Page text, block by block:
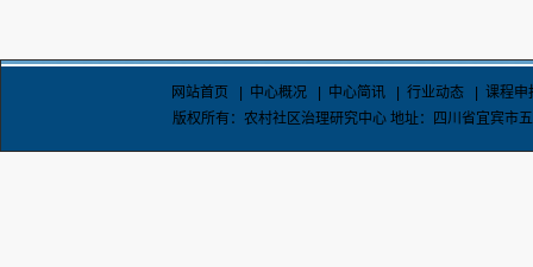
网站首页 中心概况 中心简讯 行业动态
课程申
版权所有：农村社区治理研究中心 地址：四川省宜宾